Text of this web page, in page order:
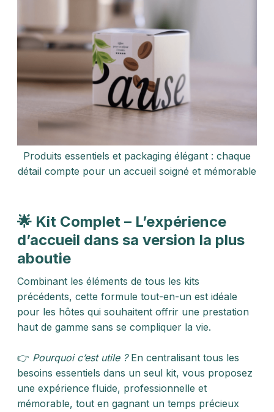
Produits essentiels et packaging élégant : chaque
détail compte pour un accueil soigné et mémorable
🌟 Kit Complet – L’expérience
d’accueil dans sa version la plus
aboutie
Combinant les éléments de tous les kits
précédents, cette formule tout-en-un est idéale
pour les hôtes qui souhaitent offrir une prestation
haut de gamme sans se compliquer la vie.
👉 Pourquoi c’est utile ?En centralisant tous les
besoins essentiels dans un seul kit, vous proposez
une expérience fluide, professionnelle et
mémorable, tout en gagnant un temps précieux